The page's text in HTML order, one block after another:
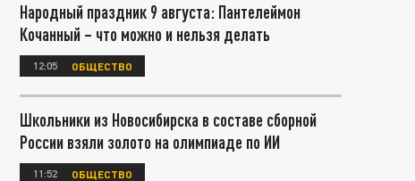
Народный праздник 9 августа: Пантелеймон
Кочанный – что можно и нельзя делать
12:05 ОБЩЕСТВО
Школьники из Новосибирска в составе сборной
России взяли золото на олимпиаде по ИИ
11:52 ОБЩЕСТВО